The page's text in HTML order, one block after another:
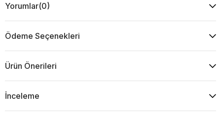
Yorumlar(0)
Ödeme Seçenekleri
Ürün Önerileri
İnceleme